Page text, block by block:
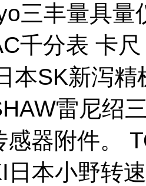
三丰量具
千分表 卡
本SK新泻
雷尼绍
器附件。
日本小野转